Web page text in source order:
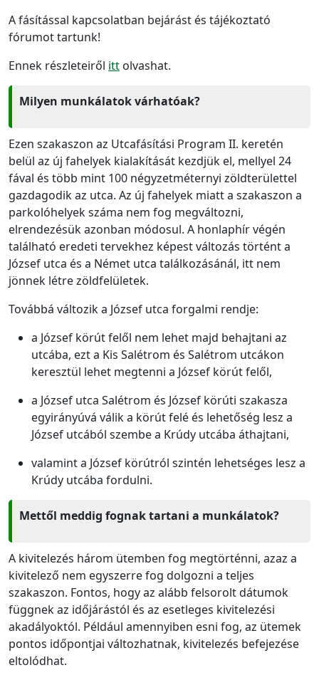
A fásítással kapcsolatban bejárást és tájékoztató
fórumot tartunk!
Ennek részleteiről itt olvashat.
Milyen munkálatok várhatóak?
Ezen szakaszon az Utcafásítási Program II. keretén
belül az új fahelyek kialakítását kezdjük el, mellyel 24
fával és több mint 100 négyzetméternyi zöldterülettel
gazdagodik az utca. Az új fahelyek miatt a szakaszon a
parkolóhelyek száma nem fog megváltozni,
elrendezésük azonban módosul. A honlaphír végén
található eredeti tervekhez képest változás történt a
József utca és a Német utca találkozásánál, itt nem
jönnek létre zöldfelületek.
Továbbá változik a József utca forgalmi rendje:
a József körút felől nem lehet majd behajtani az
utcába, ezt a Kis Salétrom és Salétrom utcákon
keresztül lehet megtenni a József körút felől,
a József utca Salétrom és József körúti szakasza
egyirányúvá válik a körút felé és lehetőség lesz a
József utcából szembe a Krúdy utcába áthajtani,
valamint a József körútról szintén lehetséges lesz a
Krúdy utcába fordulni.
Mettől meddig fognak tartani a munkálatok?
A kivitelezés három ütemben fog megtörténni, azaz a
kivitelező nem egyszerre fog dolgozni a teljes
szakaszon. Fontos, hogy az alább felsorolt dátumok
függnek az időjárástól és az esetleges kivitelezési
akadályoktól. Például amennyiben esni fog, az ütemek
pontos időpontjai változhatnak, kivitelezés befejezése
eltolódhat.